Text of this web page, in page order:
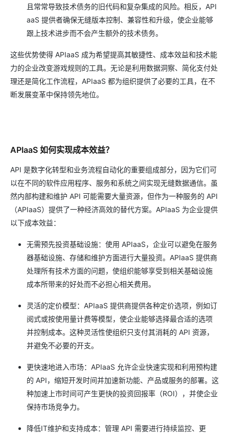
且常常导致技术债务的旧代码和复杂集成的风险。相反，API
aaS 提供者确保无缝版本控制、兼容性和升级，使企业能够
跟上技术进步而不会产生额外的技术债务。
这些优势使得 APIaaS 成为希望提高其敏捷性、成本效益和技术能
力的企业改变游戏规则的工具。无论是利用数据洞察、简化支付处
理还是简化工作流程，APIaaS 都为组织提供了必要的工具，在不
断发展变革中保持领先地位。
APIaaS 如何实现成本效益？
API 是数字化转型和业务流程自动化的重要组成部分，因为它们可
以在不同的软件应用程序、服务和系统之间实现无缝数据通信。虽
然内部构建和维护 API 可能需要大量资源，但作为一种服务的 API
（APIaaS）提供了一种经济高效的替代方案。APIaaS 为企业提供
以下成本效益：
无需预先投资基础设施：使用 APIaaS，企业可以避免在服务
器基础设施、存储和维护方面进行大量投资。APIaaS 提供商
处理所有技术方面的问题，使组织能够享受到相关基础设施
成本所带来的好处而不必担心相关费用。
灵活的定价模型：APIaaS 提供商提供各种定价选项，例如订
阅式或按使用量计费等模型，使企业能够选择最合适的选项
并控制成本。这种灵活性使组织只支付其消耗的 API 资源，
并避免不必要的开支。
更快速地进入市场：APIaaS 允许企业快速实现和利用预构建
的 API，缩短开发时间并加速新功能、产品或服务的部署。这
种加速上市时间可产生更快的投资回报率（ROI），并使企业
保持市场竞争力。
降低IT维护和支持成本：管理 API 需要进行持续监控、更